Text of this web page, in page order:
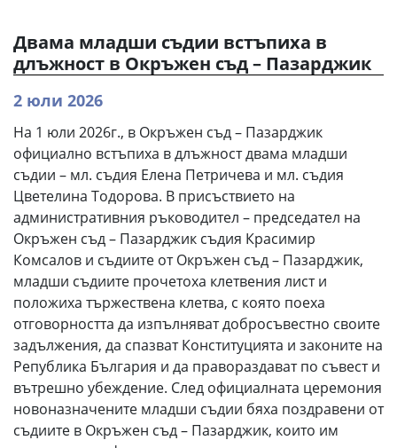
Двама младши съдии встъпиха в
длъжност в Окръжен съд – Пазарджик
2 юли 2026
На 1 юли 2026г., в Окръжен съд – Пазарджик
официално встъпиха в длъжност двама младши
съдии – мл. съдия Елена Петричева и мл. съдия
Цветелина Тодорова. В присъствието на
административния ръководител – председател на
Окръжен съд – Пазарджик съдия Красимир
Комсалов и съдиите от Окръжен съд – Пазарджик,
младши съдиите прочетоха клетвения лист и
положиха тържествена клетва, с която поеха
отговорността да изпълняват добросъвестно своите
задължения, да спазват Конституцията и законите на
Република България и да правораздават по съвест и
вътрешно убеждение. След официалната церемония
новоназначените младши съдии бяха поздравени от
съдиите в Окръжен съд – Пазарджик, които им